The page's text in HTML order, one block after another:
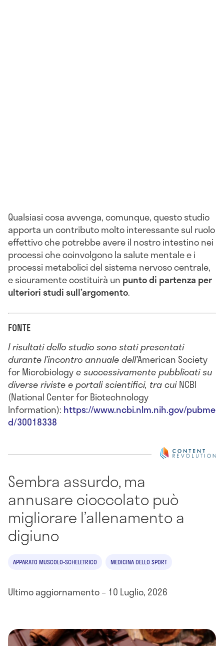
Qualsiasi cosa avvenga, comunque, questo studio
apporta un contributo molto interessante sul ruolo
effettivo che potrebbe avere il nostro intestino nei
processi che coinvolgono la salute mentale e i
processi metabolici del sistema nervoso centrale,
e sicuramente costituirà un punto di partenza per
ulteriori studi sull’argomento.
FONTE
I risultati dello studio sono stati presentati
durante l’incontro annuale dell’American Society
for Microbiologye successivamente pubblicati su
diverse riviste e portali scientifici, tra cuiNCBI
(National Center for Biotechnology
Information): https://www.ncbi.nlm.nih.gov/pubme
d/30018338
Sembra assurdo, ma
annusare cioccolato può
migliorare l’allenamento a
digiuno
APPARATO MUSCOLO-SCHELETRICO MEDICINA DELLO SPORT
Ultimo aggiornamento – 10 Luglio, 2026